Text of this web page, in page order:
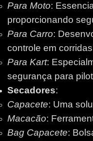
Para Moto:
proporcionando
Para Carro:
controle em
Para Kart:
segurança para
Secadores:
Capacete: Uma
Macacão:
Bag Capacete: